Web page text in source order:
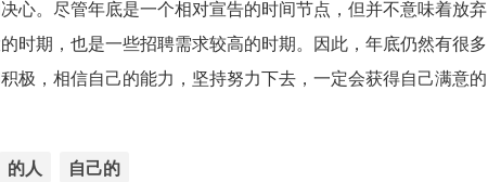
心。尽管年底是一个相对宣告的时间节点，但并不意味着放弃
时期，也是一些招聘需求较高的时期。因此，年底仍然有很多
极，相信自己的能力，坚持努力下去，一定会获得自己满意的
的人 自己的